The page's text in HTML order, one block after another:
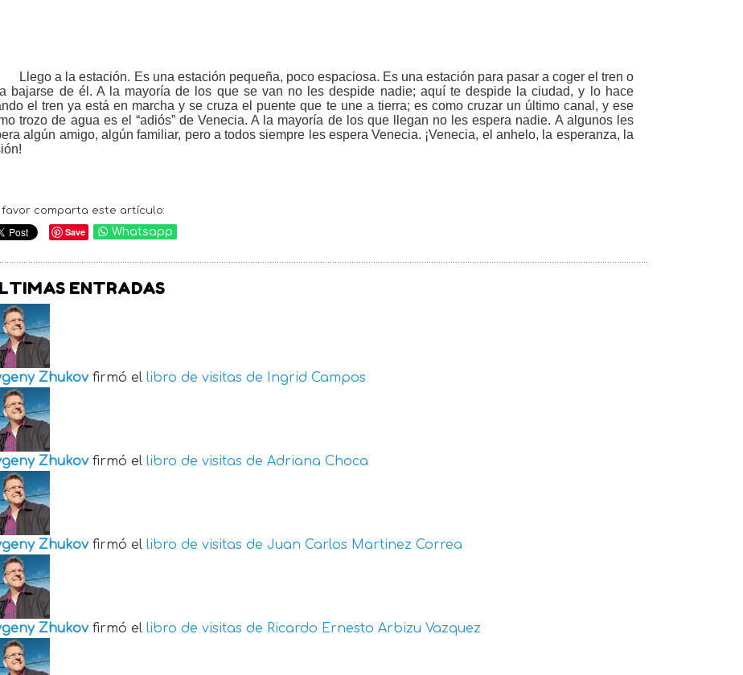
Llego a la estación. Es una estación pequeña, poco espaciosa. Es una estación para pasar a coger el tren o
bajarse de él. A la mayoría de los que se van no les despide nadie; aquí te despide la ciudad, y lo hace
el tren ya está en marcha y se cruza el puente que te une a tierra; es como cruzar un último canal, y ese
trozo de agua es el “adiós” de Venecia. A la mayoría de los que llegan no les espera nadie. A algunos les
algún amigo, algún familiar, pero a todos siempre les espera Venecia. ¡Venecia, el anhelo, la esperanza, la
favor comparta este artículo:
Save Whatsapp
ENTRADAS
Zhukov firmó el libro de visitas de Ingrid Campos
Zhukov firmó el libro de visitas de Adriana Choca
Zhukov firmó el libro de visitas de Juan Carlos Martinez Correa
Zhukov firmó el libro de visitas de Ricardo Ernesto Arbizu Vazquez